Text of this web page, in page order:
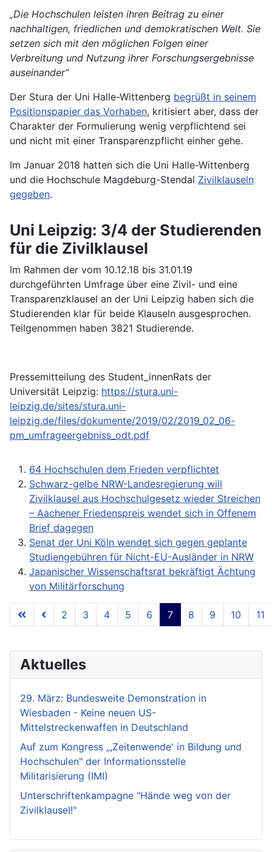
„Die Hochschulen leisten ihren Beitrag zu einer
nachhaltigen, friedlichen und demokratischen Welt. Sie
setzen sich mit den möglichen Folgen einer
Verbreitung und Nutzung ihrer Forschungsergebnisse
auseinander“
Der Stura der Uni Halle-Wittenberg begrüßt in seinem
Positionspapier das Vorhaben, kritisiert aber, dass der
Charakter der Formulierung wenig verpflichtend sei
und nicht mit einer Transparenzpflicht einher gehe.
Im Januar 2018 hatten sich die Uni Halle-Wittenberg
und die Hochschule Magdeburg-Stendal Zivilklauseln
gegeben.
Uni Leipzig: 3/4 der Studierenden
für die Zivilklausel
Im Rahmen der vom 10.12.18 bis 31.01.19
durchgeführten Umfrage über eine Zivil- und eine
Transparenzklausel an der Uni Leipzig haben sich die
Studierenden klar für beide Klauseln ausgesprochen.
Teilgenommen haben 3821 Studierende.
Pressemitteilung des Student_innenRats der
Universität Leipzig: https://stura.uni-
leipzig.de/sites/stura.uni-
leipzig.de/files/dokumente/2019/02/2019_02_06-
pm_umfrageergebniss_odt.pdf
64 Hochschulen dem Frieden verpflichtet
Schwarz-gelbe NRW-Landesregierung will
Zivilklausel aus Hochschulgesetz wieder Streichen
– Aachener Friedenspreis wendet sich in Offenem
Brief dagegen
Senat der Uni Köln wendet sich gegen geplante
Studiengebühren für Nicht-EU-Ausländer in NRW
Japanischer Wissenschaftsrat bekräftigt Ächtung
von Militärforschung
Seite 7 von 18
2 3 4 5 6 7 8 9 10 11
Aktuelles
29. März: Bundesweite Demonstration in
Wiesbaden - Keine neuen US-
Mittelstreckenwaffen in Deutschland
Auf zum Kongress „,Zeitenwende' in Bildung und
Hochschulen" der Informationsstelle
Militarisierung (IMI)
Unterschriftenkampagne "Hände weg von der
Zivilklausel!"